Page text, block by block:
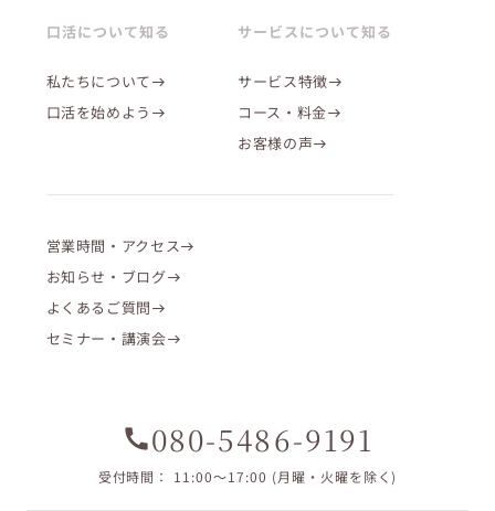
口活について知る
私たちについて
口活を始めよう
サービスについて知る
サービス特徴
コース・料金
お客様の声
営業時間・アクセス
お知らせ・ブログ
よくあるご質問
セミナー・講演会
call080-5486-9191
受付時間： 11:00〜17:00 (月曜・火曜を除く)